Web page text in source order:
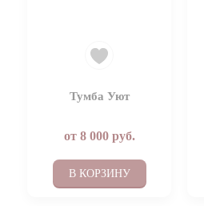
Тумба Уют
от 8 000руб.
В КОРЗИНУ